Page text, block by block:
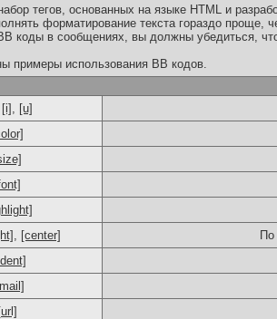
тегов, основанных на языке HTML и
форматирование текста гораздо
коды в сообщениях, вы должны убедиться,
примеры использования BB кодов.
[i] , [u]
, [center]
[url]